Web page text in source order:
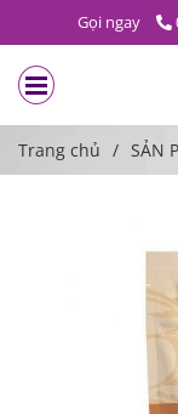
Gọi ngay
Trang chủ / SẢN